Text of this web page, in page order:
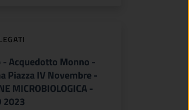
- Acquedotto Monno -
Piazza IV Novembre -
MICROBIOLOGICA -
2023
scheda).